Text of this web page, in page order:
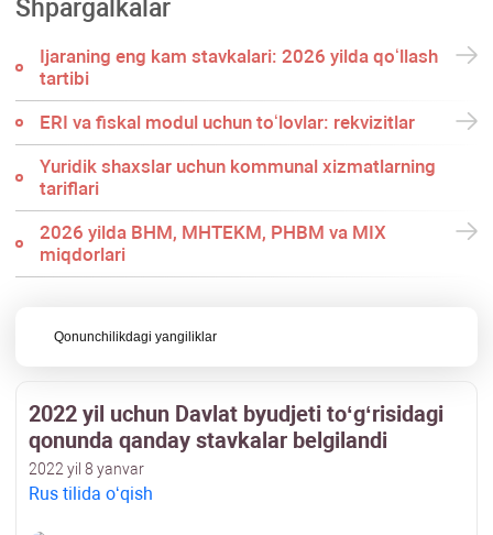
Shpargalkalar
Ijaraning eng kam stavkalari: 2026 yilda qoʻllash
tartibi
ERI va fiskal modul uchun toʻlovlar: rekvizitlar
Yuridik shaхslar uchun kommunal хizmatlarning
tariflari
2026 yilda BHM, MHTEKM, PHBM va MIX
miqdorlari
Qonunchilikdagi yangiliklar
2022 yil uchun Davlat byudjeti toʻgʻrisidagi
qonunda qanday stavkalar belgilandi
2022 yil 8 yanvar
Rus tilida oʻqish